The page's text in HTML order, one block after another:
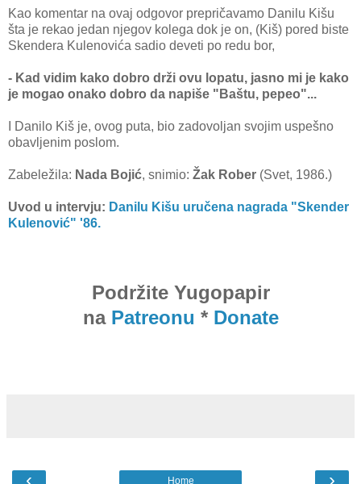
Kao komentar na ovaj odgovor prepričavamo Danilu Kišu
šta je rekao jedan njegov kolega dok je on, (Kiš) pored biste
Skendera Kulenovića sadio deveti po redu bor,
- Kad vidim kako dobro drži ovu lopatu, jasno mi je kako
je mogao onako dobro da napiše "Baštu, pepeo"...
I Danilo Kiš je, ovog puta, bio zadovoljan svojim uspešno
obavljenim poslom.
Zabeležila: Nada Bojić, snimio: Žak Rober (Svet, 1986.)
Uvod u intervju: Danilu Kišu uručena nagrada "Skender
Kulenović" '86.
Podržite Yugopapir
na Patreonu * Donate
‹ ›
Home